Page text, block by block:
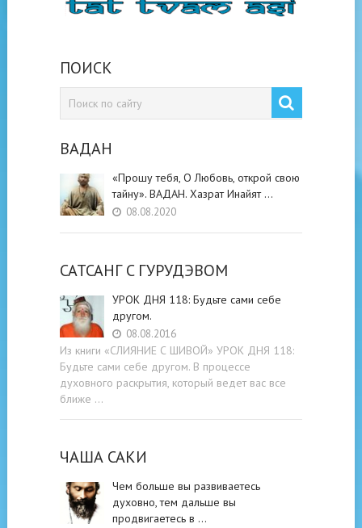
ПОИСК
ВАДАН
«Прошу тебя, О Любовь, открой свою
тайну». ВАДАН. Хазрат Инайят …
08.08.2020
САТСАНГ C ГУРУДЭВОМ
УРОК ДНЯ 118: Будьте cами cебе
другом.
08.08.2016
Из книги «СЛИЯНИЕ С ШИВОЙ» УРОК ДНЯ 118:
Будьте cами cебе другом. В процессе
духовного раскрытия, который ведет вас все
ближе …
ЧАША САКИ
Чем больше вы развиваетесь
духовно, тем дальше вы
продвигаетесь в …